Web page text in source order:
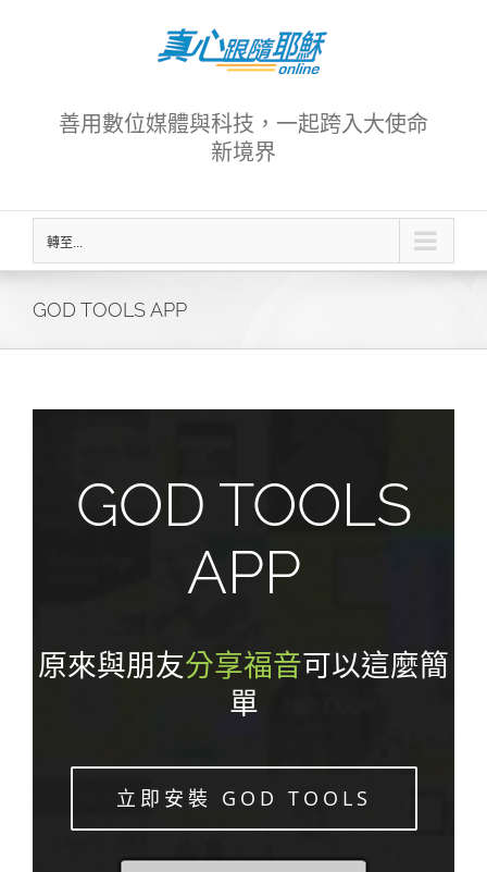
善用數位媒體與科技，一起跨入大使命
新境界
轉至...
GOD TOOLS APP
GOD TOOLS
APP
原來與朋友分享福音可以這麼簡
單
立即安裝 GOD TOOLS